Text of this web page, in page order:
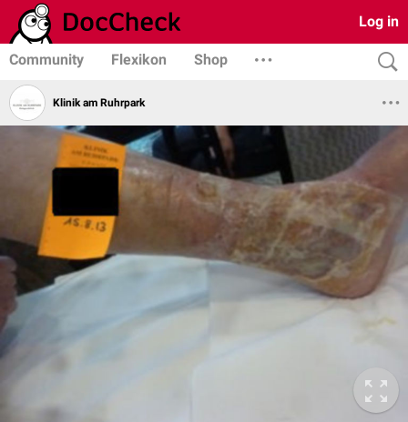
Log in
Community Flexikon Shop
Klinik am Ruhrpark